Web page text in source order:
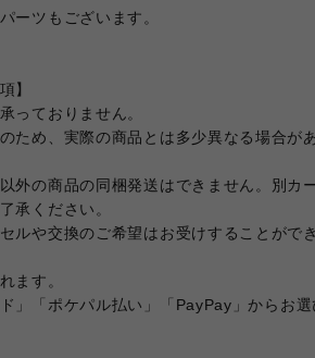
ーツもございます。
】
っておりません。
ため、実際の商品とは多少異なる場合が
外の商品の同梱発送はできません。別カ
承ください。
ルや交換のご希望はお受けすることがで
ます。
」「ポケパル払い」「PayPay」からお選